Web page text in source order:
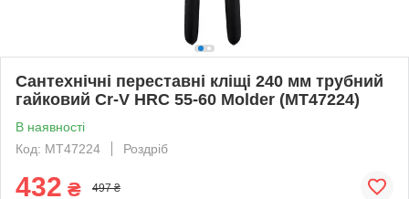
Сантехнічні переставні кліщі 240 мм трубний
гайковий Cr-V HRC 55-60 Molder (MT47224)
В наявності
Код: MT47224
Роздріб
432 ₴ 497 ₴